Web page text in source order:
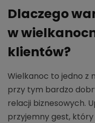
Dlaczego
w
klientów?
Wielkanoc to jedno z
przy tym bardzo
relacji biznesowych.
przyjemny gest,